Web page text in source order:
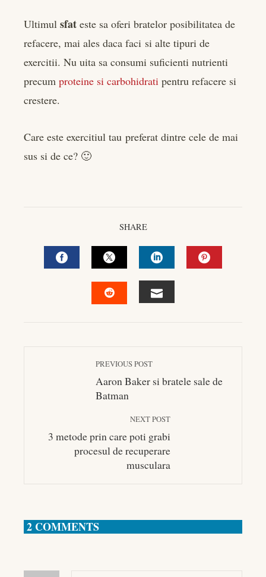
Ultimul sfat este sa oferi bratelor posibilitatea de
refacere, mai ales daca faci si alte tipuri de
exercitii. Nu uita sa consumi suficienti nutrienti
precum proteine si carbohidrati pentru refacere si
crestere.
Care este exercitiul tau preferat dintre cele de mai
sus si de ce? 🙂
SHARE
FACEBOOKTWITTERLINKEDIN
PREVIOUS POST
Aaron Baker si bratele sale de
Batman
NEXT POST
3 metode prin care poti grabi
procesul de recuperare
musculara
2 COMMENTS